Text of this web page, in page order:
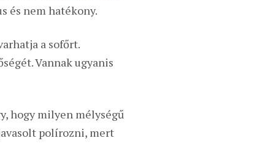
és nem hatékony.
a sofőrt.
Vannak ugyanis
hogy milyen mélységű
polírozni, mert